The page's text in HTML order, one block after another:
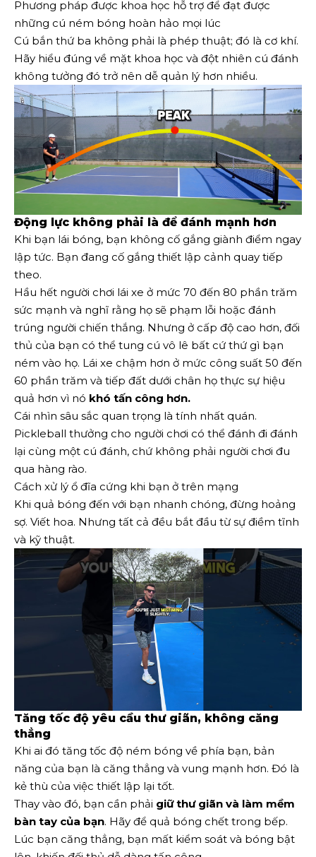
Phương pháp được khoa học hỗ trợ để đạt được
những cú ném bóng hoàn hảo mọi lúc
Cú bắn thứ ba không phải là phép thuật; đó là cơ khí.
Hãy hiểu đúng về mặt khoa học và đột nhiên cú đánh
không tưởng đó trở nên dễ quản lý hơn nhiều.
Động lực không phải là để đánh mạnh hơn
Khi bạn lái bóng, bạn không cố gắng giành điểm ngay
lập tức. Bạn đang cố gắng thiết lập cảnh quay tiếp
theo.
Hầu hết người chơi lái xe ở mức 70 đến 80 phần trăm
sức mạnh và nghĩ rằng họ sẽ phạm lỗi hoặc đánh
trúng người chiến thắng. Nhưng ở cấp độ cao hơn, đối
thủ của bạn có thể tung cú vô lê bất cứ thứ gì bạn
ném vào họ. Lái xe chậm hơn ở mức công suất 50 đến
60 phần trăm và tiếp đất dưới chân họ thực sự hiệu
quả hơn vì nó khó tấn công hơn.
Cái nhìn sâu sắc quan trọng là tính nhất quán.
Pickleball thưởng cho người chơi có thể đánh đi đánh
lại cùng một cú đánh, chứ không phải người chơi đu
qua hàng rào.
Cách xử lý ổ đĩa cứng khi bạn ở trên mạng
Khi quả bóng đến với bạn nhanh chóng, đừng hoảng
sợ. Viết hoa. Nhưng tất cả đều bắt đầu từ sự điềm tĩnh
và kỹ thuật.
Tăng tốc độ yêu cầu thư giãn, không căng
thẳng
Khi ai đó tăng tốc độ ném bóng về phía bạn, bản
năng của bạn là căng thẳng và vung mạnh hơn. Đó là
kẻ thù của việc thiết lập lại tốt.
Thay vào đó, bạn cần phải giữ thư giãn và làm mềm
bàn tay của bạn. Hãy để quả bóng chết trong bếp.
Lúc bạn căng thẳng, bạn mất kiểm soát và bóng bật